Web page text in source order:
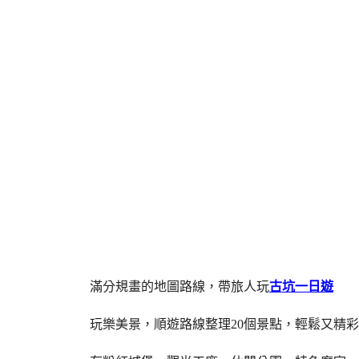
滿分規畫的地圖路線，帶旅人玩古坑一日遊
玩樂美景，順遊路線整理20個景點，輕鬆又精彩